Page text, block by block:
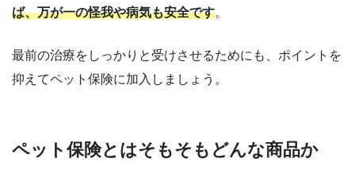
ば、万が一の怪我や病気も安全です。
最前の治療をしっかりと受けさせるためにも、ポイントを
抑えてペット保険に加入しましょう。
ペット保険とはそもそもどんな商品か